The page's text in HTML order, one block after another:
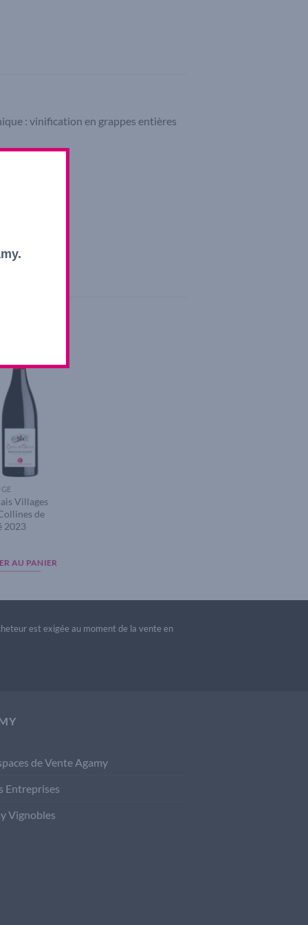
: vinification en grappes entières
Villages
de
2023
AU PANIER
est exigée au moment de la vente en
de Vente Agamy
Entreprises
Vignobles